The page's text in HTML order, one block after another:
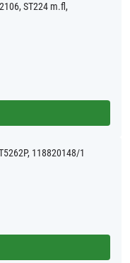
ST224 m.fl,
118820148/1